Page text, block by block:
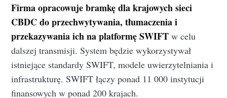
Firma opracowuje bramkę dla krajowych sieci
CBDC do przechwytywania, tłumaczenia i
przekazywania ich na platformę SWIFT w celu
dalszej transmisji. System będzie wykorzystywał
istniejące standardy SWIFT, modele uwierzytelniania i
infrastrukturę. SWIFT łączy ponad 11 000 instytucji
finansowych w ponad 200 krajach.